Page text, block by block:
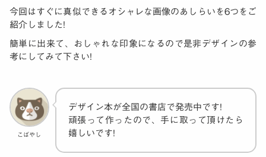
今回はすぐに真似できるオシャレな画像のあしらいを6つをご
紹介しました!
簡単に出来て、おしゃれな印象になるので是非デザインの参
考にしてみて下さい!
こばやし
デザイン本が全国の書店で発売中です!
頑張って作ったので、手に取って頂けたら
嬉しいです!